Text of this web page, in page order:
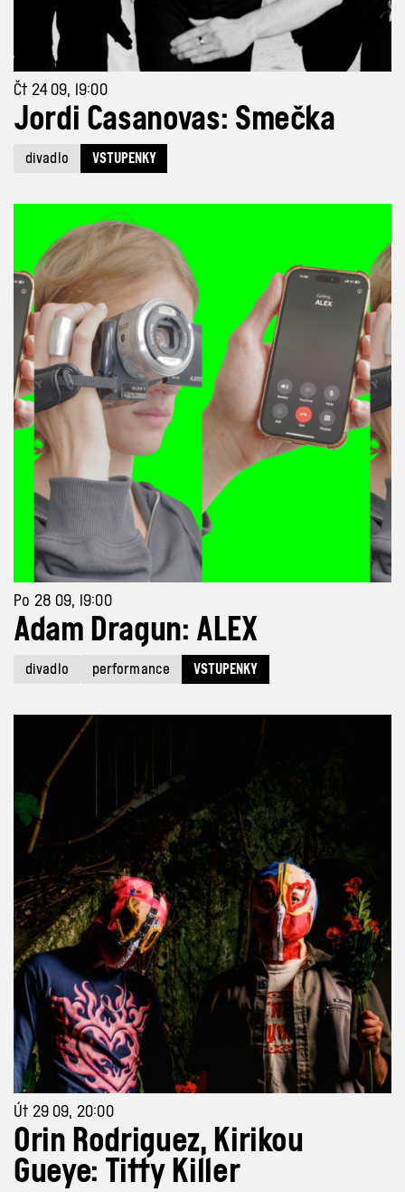
Čt 24 09, 19:00
Jordi Casanovas: Smečka
divadlo VSTUPENKY
Po 28 09, 19:00
Adam Dragun: ALEX
divadlo performance VSTUPENKY
Út 29 09, 20:00
Orin Rodriguez, Kirikou
Gueye: Titty Killer